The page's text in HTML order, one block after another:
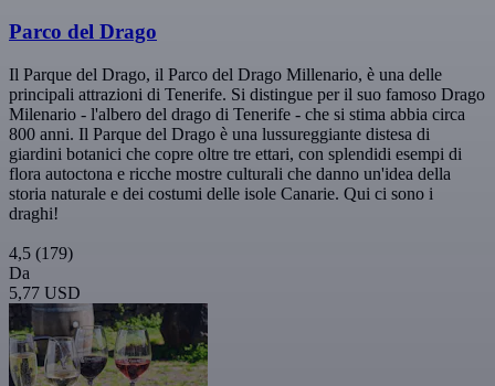
Parco del Drago
Il Parque del Drago, il Parco del Drago Millenario, è una delle
principali attrazioni di Tenerife. Si distingue per il suo famoso Drago
Milenario - l'albero del drago di Tenerife - che si stima abbia circa
800 anni. Il Parque del Drago è una lussureggiante distesa di
giardini botanici che copre oltre tre ettari, con splendidi esempi di
flora autoctona e ricche mostre culturali che danno un'idea della
storia naturale e dei costumi delle isole Canarie. Qui ci sono i
draghi!
4,5 (179)
Da
5,77 USD